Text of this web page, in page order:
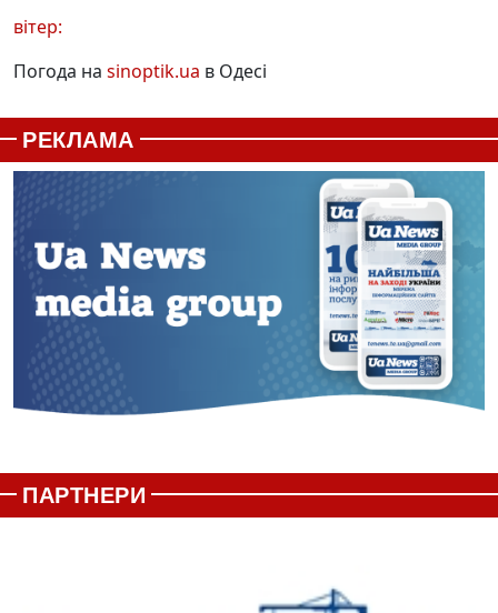
вітер:
Погода на sinoptik.ua в Одесі
РЕКЛАМА
ПАРТНЕРИ